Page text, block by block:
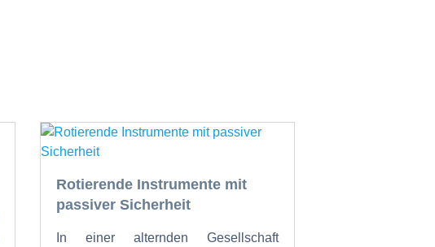
Rotierende Instrumente mit
passiver Sicherheit
In einer alternden Gesellschaft